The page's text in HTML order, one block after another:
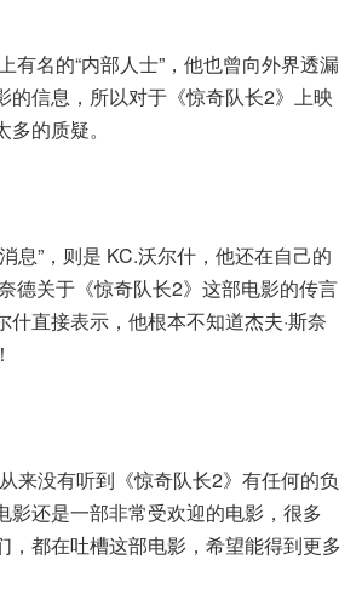
有名的“内部人士”，他也曾向外界透漏
的信息，所以对于《惊奇队长2》上映
的质疑。
息”，则是 KC.沃尔什，他还在自己的
德关于《惊奇队长2》这部电影的传言
什直接表示，他根本不知道杰夫·斯奈
来没有听到《惊奇队长2》有任何的负
影还是一部非常受欢迎的电影，很多
，都在吐槽这部电影，希望能得到更多